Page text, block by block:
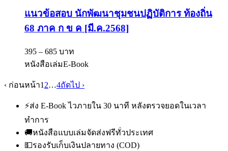
แนวข้อสอบ นักพัฒนาชุมชนปฏิบัติการ ท้องถิ่น
68 ภาค ก ข ค [มี.ค.2568]
395 – 685 บาท
หนังสือเล่มE-Book
‹ ก่อนหน้า1 2…4ถัดไป ›
⚡ส่ง E-Book ไวภายใน 30 นาที หลังตรวจยอดในเวลา
ทำการ
🚚หนังสือแบบเล่มจัดส่งฟรีทั่วประเทศ
💵รองรับเก็บเงินปลายทาง (COD)